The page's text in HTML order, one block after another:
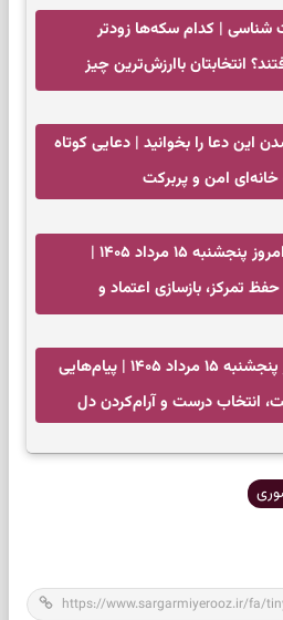
| کدام سکه‌ها زودتر
انتخابتان باارزش‌ترین چیز
این دعا را بخوانید | دعایی کوتاه
امن و پربرکت
فال فرشتگان امروز پنجشنبه ۱۵ مرداد ۱۴۰۵ |
تمرکز، بازسازی اعتماد و
فال انبیا امروز پنجشنبه ۱۵ مرداد ۱۴۰۵ | پیام‌هایی
انتخاب درست و آرام‌کردن دل